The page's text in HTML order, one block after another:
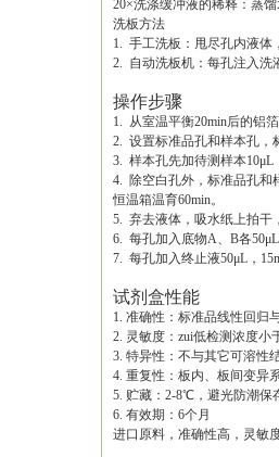
20×洗涤缓冲液的稀释：蒸
洗板方法
1. 手工洗板：甩尽孔内液体
2. 自动洗板机：每孔注入洗
操作步骤
1. 从室温平衡20min后的铝
2. 设置标准品孔和样本孔，
3. 样本孔先加待测样本10μL
4. 除空白孔外，标准品孔和
恒温箱温育60min。
5. 弃去液体，吸水纸上拍干
6. 每孔加入底物A、B各
7. 每孔加入终止液50μL，
试剂盒性能
1. 准确性：标准品线性回归
2. 灵敏度：zui低检测浓度小
3. 特异性：不与其它可溶性
4. 重复性：板内、板间变异
5. 贮藏：2-8℃，避光防潮保
6. 有效期：6个月
进口原料，准确性高，灵敏